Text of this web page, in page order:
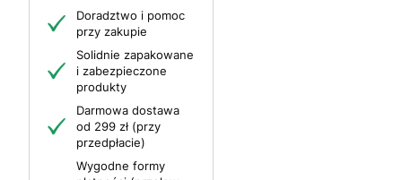
Doradztwo i pomoc
przy zakupie
Solidnie zapakowane
i zabezpieczone
produkty
Darmowa dostawa
od 299 zł (przy
przedpłacie)
Wygodne formy